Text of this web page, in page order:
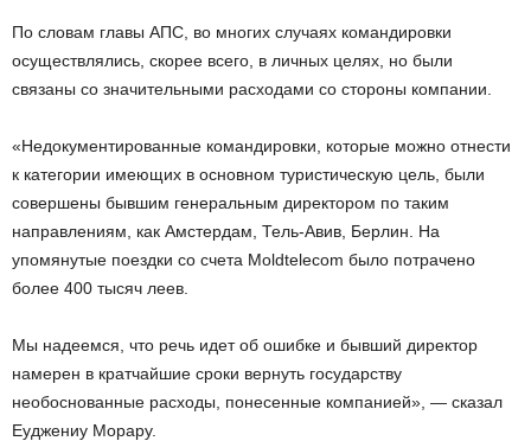
По словам главы АПС, во многих случаях командировки
осуществлялись, скорее всего, в личных целях, но были
связаны со значительными расходами со стороны компании.
«Недокументированные командировки, которые можно отнести
к категории имеющих в основном туристическую цель, были
совершены бывшим генеральным директором по таким
направлениям, как Амстердам, Тель-Авив, Берлин. На
упомянутые поездки со счета Moldtelecom было потрачено
более 400 тысяч леев.
Мы надеемся, что речь идет об ошибке и бывший директор
намерен в кратчайшие сроки вернуть государству
необоснованные расходы, понесенные компанией», — сказал
Еуджениу Морару.